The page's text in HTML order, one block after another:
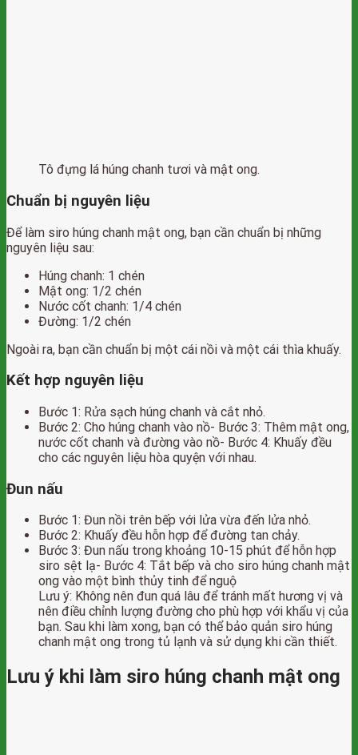
Tô đựng lá húng chanh tươi và mật ong.
Chuẩn bị nguyên liệu
Để làm siro húng chanh mật ong, bạn cần chuẩn bị những
nguyên liệu sau:
Húng chanh: 1 chén
Mật ong: 1/2 chén
Nước cốt chanh: 1/4 chén
Đường: 1/2 chén
Ngoài ra, bạn cần chuẩn bị một cái nồi và một cái thìa khuấy.
Kết hợp nguyên liệu
Bước 1: Rửa sạch húng chanh và cắt nhỏ.
Bước 2: Cho húng chanh vào nồ- Bước 3: Thêm mật ong,
nước cốt chanh và đường vào nồ- Bước 4: Khuấy đều
cho các nguyên liệu hòa quyện với nhau.
Đun nấu
Bước 1: Đun nồi trên bếp với lửa vừa đến lửa nhỏ.
Bước 2: Khuấy đều hỗn hợp để đường tan chảy.
Bước 3: Đun nấu trong khoảng 10-15 phút để hỗn hợp
siro sệt lạ- Bước 4: Tắt bếp và cho siro húng chanh mật
ong vào một bình thủy tinh để nguộ
Lưu ý: Không nên đun quá lâu để tránh mất hương vị và
nên điều chỉnh lượng đường cho phù hợp với khẩu vị của
bạn. Sau khi làm xong, bạn có thể bảo quản siro húng
chanh mật ong trong tủ lạnh và sử dụng khi cần thiết.
Lưu ý khi làm siro húng chanh mật ong